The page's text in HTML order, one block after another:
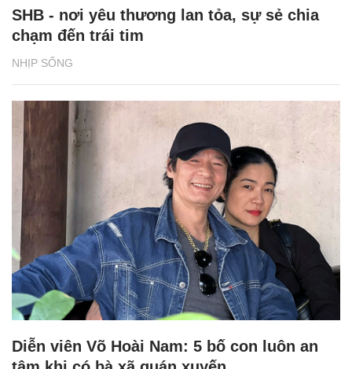
NHỊP SỐNG
SHB - nơi yêu thương lan tỏa, sự sẻ chia
chạm đến trái tim
Diễn viên Võ Hoài Nam: 5 bố con luôn an